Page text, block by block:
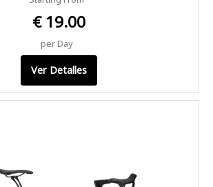
€ 19.00
per Day
Ver Detalles